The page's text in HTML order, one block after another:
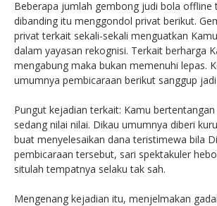
Beberapa jumlah gembong judi bola offline
dibanding itu menggondol privat berikut.
privat terkait sekali-sekali menguatkan
dalam yayasan rekognisi. Terkait berharga
mengabung maka bukan memenuhi lepas.
umumnya pembicaraan berikut sanggup
Pungut kejadian terkait: Kamu
sedang nilai nilai. Dikau umumnya diberi
buat menyelesaikan dana teristimewa bila
pembicaraan tersebut, sari spektakuler
situlah tempatnya selaku tak sah.
Mengenang kejadian itu, menjelmakan